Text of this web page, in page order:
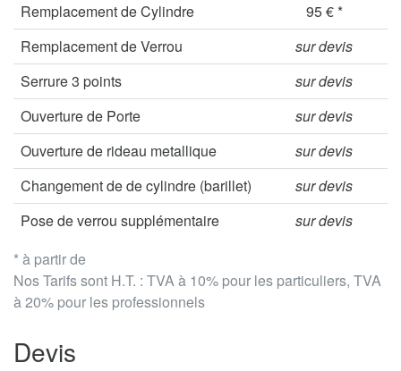
* à partir de
Nos Tarifs sont H.T. : TVA à 10% pour les particuliers, TVA
à 20% pour les professionnels
Remplacement de Cylindre
95 € *
Remplacement de Verrou
sur devis
Serrure 3 points
sur devis
Ouverture de Porte
sur devis
Ouverture de rideau metallique
sur devis
Changement de de cylindre (barillet)
sur devis
Pose de verrou supplémentaire
sur devis
Devis